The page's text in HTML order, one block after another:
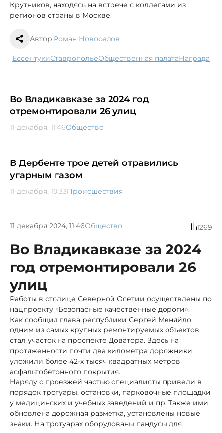
Крутников, находясь на встрече с коллегами из
регионов страны в Москве.
Автор:Роман Новоселов
Ессентуки Ставрополье Общественная палата награда
Во Владикавказе за 2024 год
отремонтировали 26 улиц
11 декабря, 11:46Общество
В Дербенте трое детей отравились
угарным газом
11 декабря, 10:33Происшествия
11 декабря 2024, 11:46Общество 1269
Во Владикавказе за 2024
год отремонтировали 26
улиц
Работы в столице Северной Осетии осуществлены по
нацпроекту «Безопасные качественные дороги».
Как сообщил глава республики Сергей Меняйло,
одним из самых крупных ремонтируемых объектов
стал участок на проспекте Доватора. Здесь на
протяженности почти два километра дорожники
уложили более 42-х тысяч квадратных метров
асфальтобетонного покрытия.
Наряду с проезжей частью специалисты привели в
порядок тротуары, остановки, парковочные площадки
у медицинских и учебных заведений и пр. Также ими
обновлена дорожная разметка, установлены новые
знаки. На тротуарах оборудованы пандусы для